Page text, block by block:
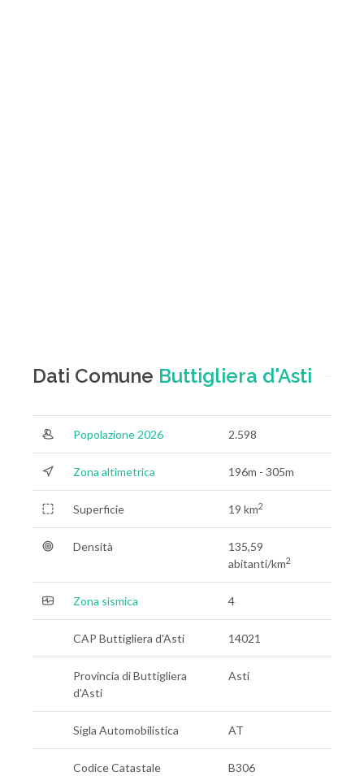
Dati Comune Buttigliera d'Asti
Popolazione 2026 2.598
Zona altimetrica 196m - 305m
Superficie 19 km2
Densità
135,59
abitanti/km2
Zona sismica 4
CAP Buttigliera d'Asti 14021
Provincia di Buttigliera
d'Asti
Asti
Sigla Automobilistica AT
Codice Catastale B306